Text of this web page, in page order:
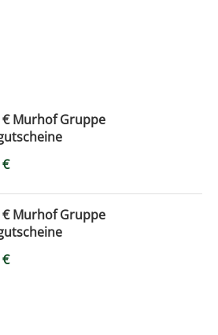
€ Murhof Gruppe
€
€ Murhof Gruppe
€